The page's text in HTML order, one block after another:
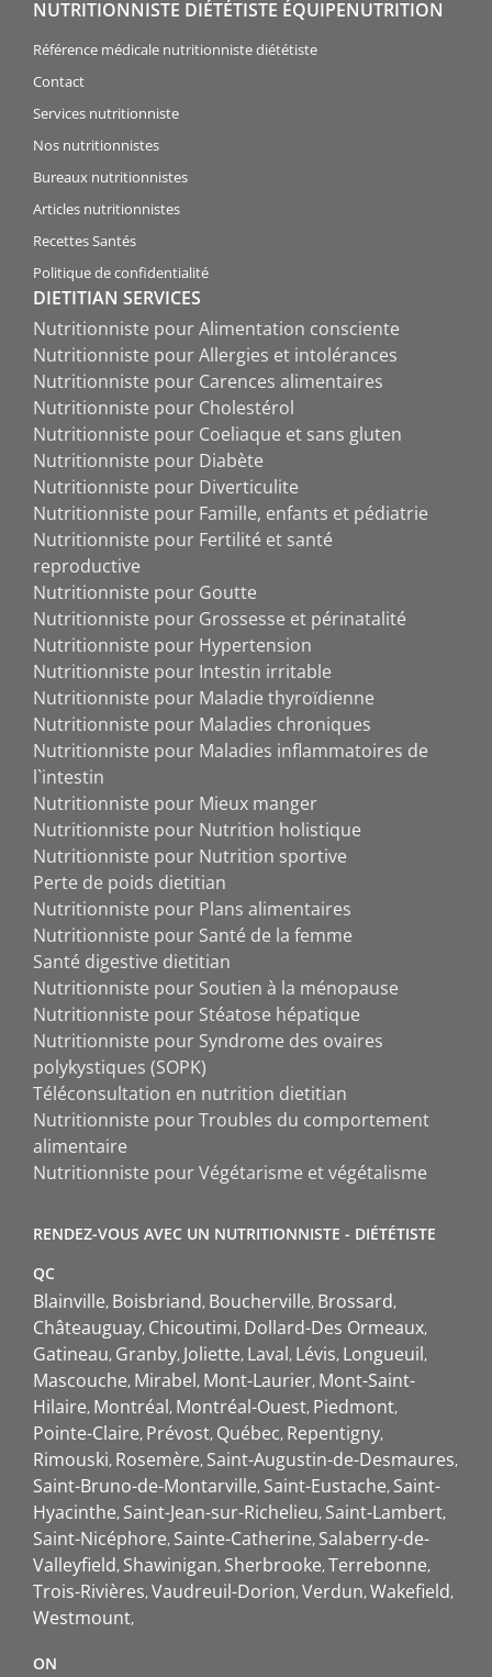
NUTRITIONNISTE DIÉTÉTISTE ÉQUIPENUTRITION
Référence médicale nutritionniste diététiste
Contact
Services nutritionniste
Nos nutritionnistes
Bureaux nutritionnistes
Articles nutritionnistes
Recettes Santés
Politique de confidentialité
DIETITIAN SERVICES
Nutritionniste pour Alimentation consciente
Nutritionniste pour Allergies et intolérances
Nutritionniste pour Carences alimentaires
Nutritionniste pour Cholestérol
Nutritionniste pour Coeliaque et sans gluten
Nutritionniste pour Diabète
Nutritionniste pour Diverticulite
Nutritionniste pour Famille, enfants et pédiatrie
Nutritionniste pour Fertilité et santé
reproductive
Nutritionniste pour Goutte
Nutritionniste pour Grossesse et périnatalité
Nutritionniste pour Hypertension
Nutritionniste pour Intestin irritable
Nutritionniste pour Maladie thyroïdienne
Nutritionniste pour Maladies chroniques
Nutritionniste pour Maladies inflammatoires de
l`intestin
Nutritionniste pour Mieux manger
Nutritionniste pour Nutrition holistique
Nutritionniste pour Nutrition sportive
Perte de poids dietitian
Nutritionniste pour Plans alimentaires
Nutritionniste pour Santé de la femme
Santé digestive dietitian
Nutritionniste pour Soutien à la ménopause
Nutritionniste pour Stéatose hépatique
Nutritionniste pour Syndrome des ovaires
polykystiques (SOPK)
Téléconsultation en nutrition dietitian
Nutritionniste pour Troubles du comportement
alimentaire
Nutritionniste pour Végétarisme et végétalisme
RENDEZ-VOUS AVEC UN NUTRITIONNISTE - DIÉTÉTISTE
QC
Blainville Boisbriand Boucherville Brossard
Châteauguay Chicoutimi Dollard-Des Ormeaux
Gatineau Granby Joliette Laval Lévis Longueuil
Mascouche Mirabel Mont-Laurier Mont-Saint-
Hilaire Montréal Montréal-Ouest Piedmont
Pointe-Claire Prévost Québec Repentigny
Rimouski Rosemère Saint-Augustin-de-Desmaures
Saint-Bruno-de-Montarville Saint-Eustache Saint-
Hyacinthe Saint-Jean-sur-Richelieu Saint-Lambert
Saint-Nicéphore Sainte-Catherine Salaberry-de-
Valleyfield Shawinigan Sherbrooke Terrebonne
Trois-Rivières Vaudreuil-Dorion Verdun Wakefield
Westmount
ON